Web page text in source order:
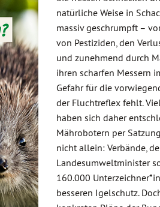
natürliche Weise in
massiv geschrumpft –
von Pestiziden, den
und zunehmend durch
ihren scharfen Messern
Gefahr für die
der Fluchtreflex fehlt.
haben sich daher
Mährobotern per
nicht allein: Verbände,
Landesumweltminister
160.000
besseren Igelschutz.